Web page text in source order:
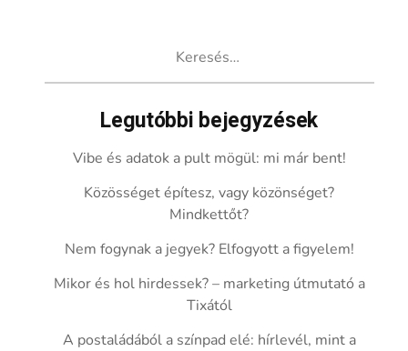
Legutóbbi bejegyzések
Vibe és adatok a pult mögül: mi már bent!
Közösséget építesz, vagy közönséget?
Mindkettőt?
Nem fogynak a jegyek? Elfogyott a figyelem!
Mikor és hol hirdessek? – marketing útmutató a
Tixától
A postaládából a színpad elé: hírlevél, mint a